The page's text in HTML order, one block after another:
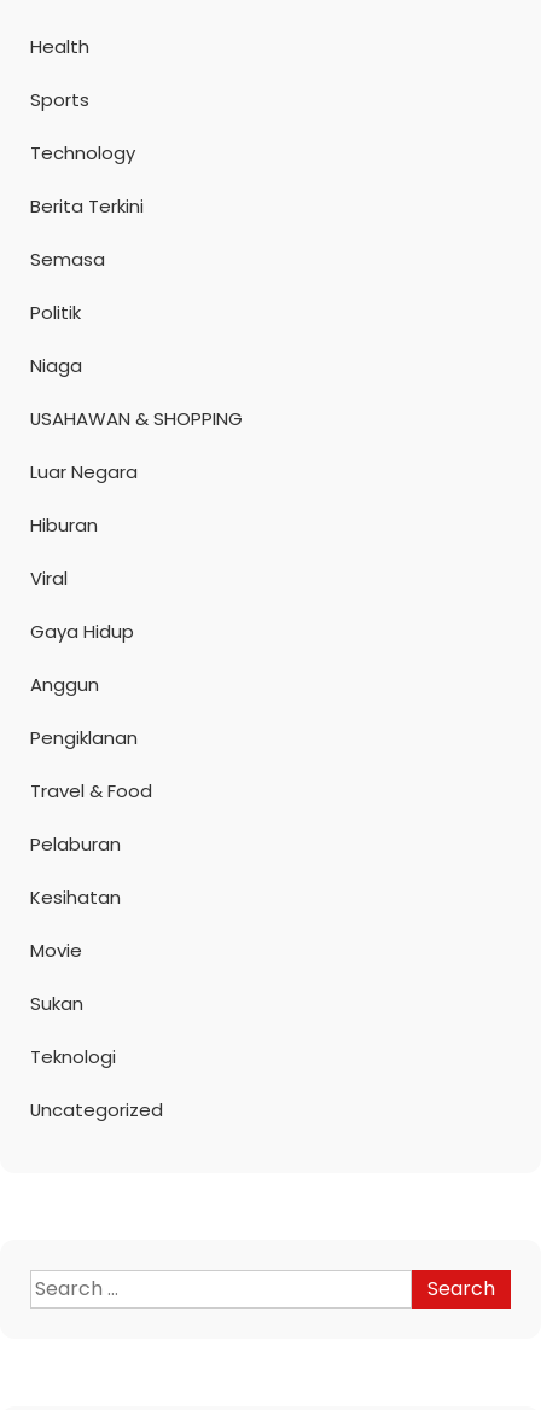
Health
Sports
Technology
Berita Terkini
Semasa
Politik
Niaga
USAHAWAN & SHOPPING
Luar Negara
Hiburan
Viral
Gaya Hidup
Anggun
Pengiklanan
Travel & Food
Pelaburan
Kesihatan
Movie
Sukan
Teknologi
Uncategorized